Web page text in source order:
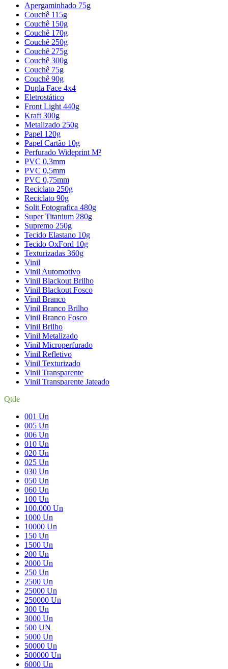
Apergaminhado 75g
Couchê 115g
Couchê 150g
Couchê 170g
Couchê 250g
Couchê 275g
Couchê 300g
Couchê 75g
Couchê 90g
Dupla Face 4x4
Eletrostático
Front Light 440g
Kraft 300g
Metalizado 250g
Papel 120g
Papel Cartão 10g
Perfurado Wideprint M²
PVC 0,3mm
PVC 0,5mm
PVC 0,75mm
Reciclato 250g
Reciclato 90g
Solit Fotografica 480g
Super Titanium 280g
Supremo 250g
Tecido Elastano 10g
Tecido OxFord 10g
Texturizadas 360g
Vinil
Vinil Automotivo
Vinil Blackout Brilho
Vinil Blackout Fosco
Vinil Branco
Vinil Branco Brilho
Vinil Branco Fosco
Vinil Brilho
Vinil Metalizado
Vinil Microperfurado
Vinil Refletivo
Vinil Texturizado
Vinil Transparente
Vinil Transparente Jateado
Qtde
001 Un
005 Un
006 Un
010 Un
020 Un
025 Un
030 Un
050 Un
060 Un
100 Un
100.000 Un
1000 Un
10000 Un
150 Un
1500 Un
200 Un
2000 Un
250 Un
2500 Un
25000 Un
250000 Un
300 Un
3000 Un
500 UN
5000 Un
50000 Un
500000 Un
6000 Un